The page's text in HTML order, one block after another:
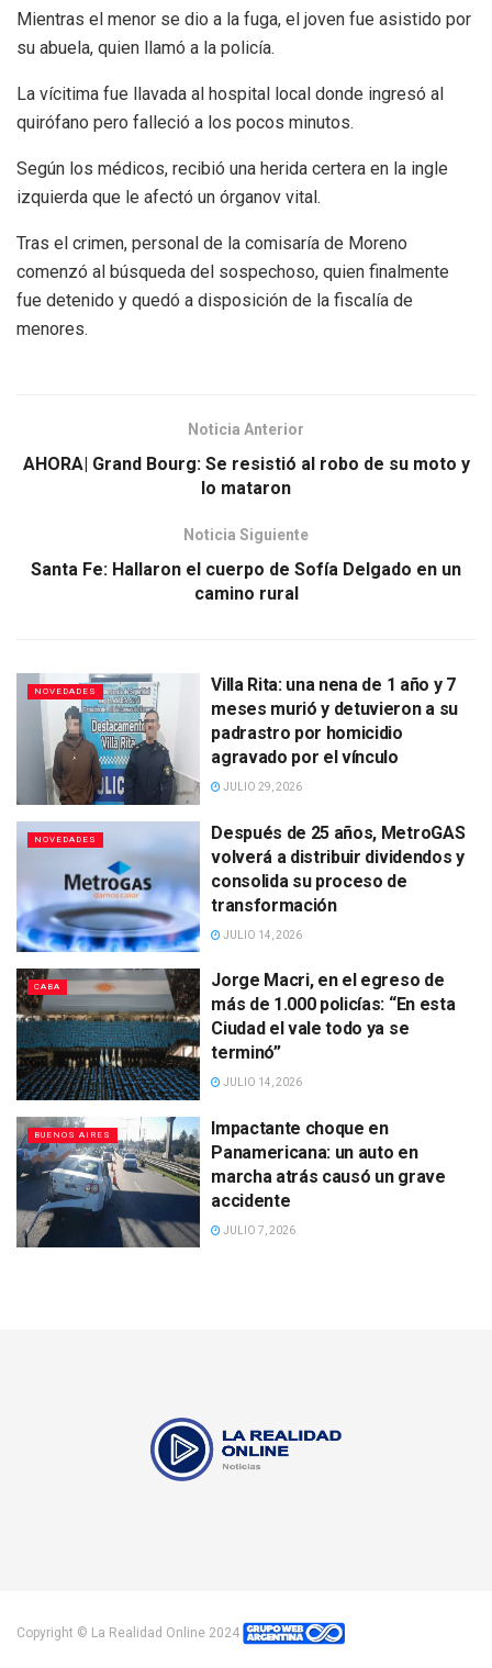
Mientras el menor se dio a la fuga, el joven fue asistido por
su abuela, quien llamó a la policía.
La vícitima fue llavada al hospital local donde ingresó al
quirófano pero falleció a los pocos minutos.
Según los médicos, recibió una herida certera en la ingle
izquierda que le afectó un órganov vital.
Tras el crimen, personal de la comisaría de Moreno
comenzó al búsqueda del sospechoso, quien finalmente
fue detenido y quedó a disposición de la fiscalía de
menores.
Noticia Anterior
AHORA| Grand Bourg: Se resistió al robo de su moto y
lo mataron
Noticia Siguiente
Santa Fe: Hallaron el cuerpo de Sofía Delgado en un
camino rural
NOVEDADES
Villa Rita: una nena de 1 año y 7
meses murió y detuvieron a su
padrastro por homicidio
agravado por el vínculo
JULIO 29, 2026
NOVEDADES
Después de 25 años, MetroGAS
volverá a distribuir dividendos y
consolida su proceso de
transformación
JULIO 14, 2026
CABA
Jorge Macri, en el egreso de
más de 1.000 policías: “En esta
Ciudad el vale todo ya se
terminó”
JULIO 14, 2026
BUENOS AIRES
Impactante choque en
Panamericana: un auto en
marcha atrás causó un grave
accidente
JULIO 7, 2026
Copyright © La Realidad Online 2024